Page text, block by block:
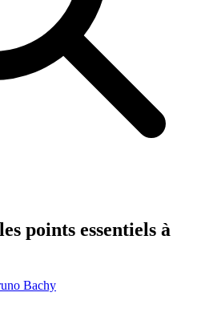
points essentiels à
Bachy